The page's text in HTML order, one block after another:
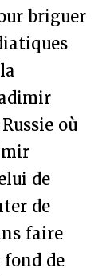
briguer
où
de
de
faire
de